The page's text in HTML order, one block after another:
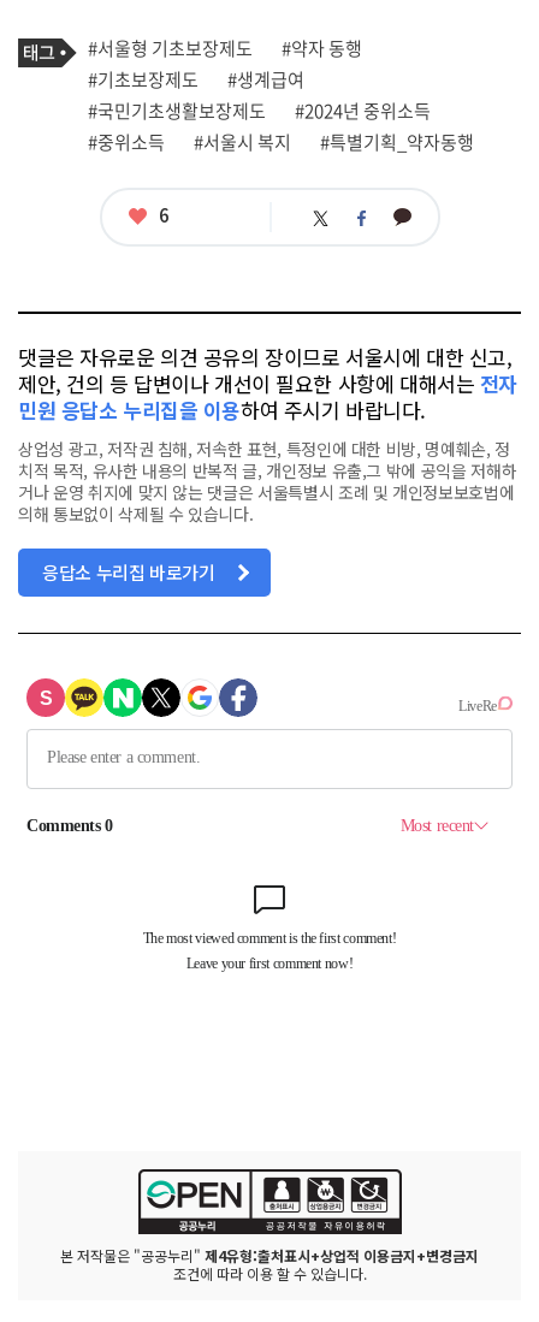
기
사
관
련
태
그
태
그
#서울형 기초보장제도
#약자 동행
#기초보장제도
#생계급여
#국민기초생활보장제도
#2024년 중위소득
#중위소득
#서울시 복지 #특별기획_약자동행
좋
6 트 페 카
댓글은 자유로운 의견 공유의 장이므로 서울시에 대한 신고,
제안, 건의 등 답변이나 개선이 필요한 사항에 대해서는 전자
민원 응답소 누리집을 이용하여 주시기 바랍니다.
상업성 광고, 저작권 침해, 저속한 표현, 특정인에 대한 비방, 명예훼손, 정
치적 목적, 유사한 내용의 반복적 글, 개인정보 유출,그 밖에 공익을 저해하
거나 운영 취지에 맞지 않는 댓글은 서울특별시 조례 및 개인정보보호법에
의해 통보없이 삭제될 수 있습니다.
응답소 누리집 바로가기
본 저작물은 "공공누리" 제4유형:출처표시+상업적 이용금지+변경금지
조건에 따라 이용 할 수 있습니다.